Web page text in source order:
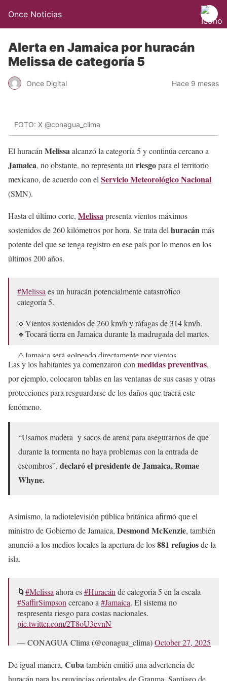
Once Noticias
Alerta en Jamaica por huracán
Melissa de categoría 5
Once Digital Hace 9 meses
FOTO: X @conagua_clima
El huracán Melissaalcanzó la categoría 5 y continúa cercano a
Jamaica, no obstante, no representa un riesgopara el territorio
mexicano, de acuerdo con el Servicio Meteorológico Nacional
(SMN).
Hasta el último corte, Melissapresenta vientos máximos
sostenidos de 260 kilómetros por hora. Se trata del huracánmás
potente del que se tenga registro en ese país por lo menos en los
últimos 200 años.
#Melissa es un huracán potencialmente catastrófico
categoría 5.
🔹Vientos sostenidos de 260 km/h y ráfagas de 314 km/h.
🔹Tocará tierra en Jamaica durante la madrugada del martes.
⚠️Jamaica será golpeado directamente por vientos
extremadamente peligrosos, marea de tormenta y…
pic.twitter.com/r5HgCq3c1K
— SkyAlert Storm (@SkyAlertStorm)October 27, 2025
Las y los habitantes ya comenzaron con medidas preventivas,
por ejemplo, colocaron tablas en las ventanas de sus casas y otras
protecciones para resguardarse de los daños que traerá este
fenómeno.
“Usamos madera y sacos de arena para asegurarnos de que
durante la tormenta no haya problemas con la entrada de
escombros”, declaró el presidente de Jamaica, Romae
Whyne.
Asimismo, la radiotelevisión pública británica afirmó que el
ministro de Gobierno de Jamaica, Desmond McKenzie, también
anunció a los medios locales la apertura de los881 refugiosde la
isla.
🌀#Melissa ahora es#Huracán de categoria 5 en la escala
#SaffirSimpson cercano a #Jamaica. El sistema no
respresenta riesgo para costas nacionales.
pic.twitter.com/2T8oU3cvnN
— CONAGUA Clima (@conagua_clima)October 27, 2025
De igual manera, Cubatambién emitió una advertencia de
huracán para las provincias orientales de Granma, Santiago de